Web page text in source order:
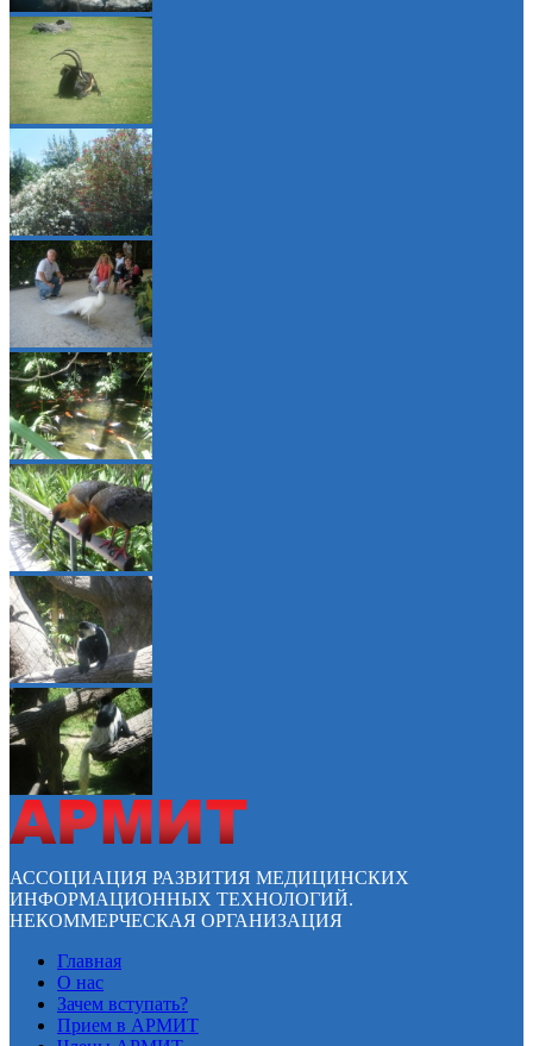
АССОЦИАЦИЯ РАЗВИТИЯ МЕДИЦИНСКИХ
ИНФОРМАЦИОННЫХ ТЕХНОЛОГИЙ.
НЕКОММЕРЧЕСКАЯ ОРГАНИЗАЦИЯ
Главная
О нас
Зачем вступать?
Прием в АРМИТ